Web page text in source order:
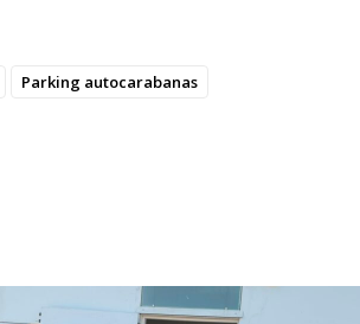
Parking autocarabanas